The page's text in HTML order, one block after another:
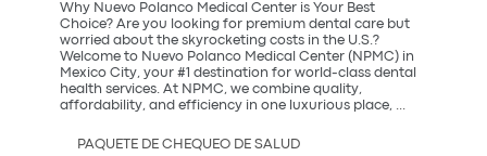
Party?
Descubre
la
tendencia
más
saludable
del
Why Nuevo Polanco Medical Center is Your Best
Choice? Are you looking for premium dental care but
worried about the skyrocketing costs in the U.S.?
Welcome to Nuevo Polanco Medical Center (NPMC) in
Mexico City, your #1 destination for world-class dental
health services. At NPMC, we combine quality,
affordability, and efficiency in one luxurious place,
PAQUETE DE CHEQUEO DE SALUD